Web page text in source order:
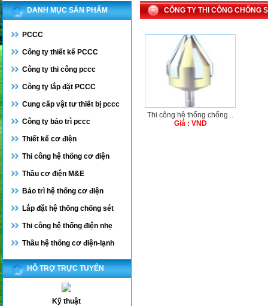
DANH MỤC SẢN PHẨM
PCCC
Công ty thiết kế PCCC
Công ty thi công pccc
Công ty lắp đặt PCCC
Cung cấp vật tư thiết bị pccc
Công ty bảo trì pccc
Thiết kế cơ điện
Thi công hệ thống cơ điện
Thầu cơ điện M&E
Bảo trì hệ thống cơ điện
Lắp đặt hệ thống chống sét
Thi công hệ thống điện nhẹ
Thầu hệ thống cơ điện-lạnh
HỖ TRỢ TRỰC TUYẾN
Kỹ thuật
CÔNG TY THI CÔNG CHỐNG
Thi công hệ thống chống...
Giá : VND